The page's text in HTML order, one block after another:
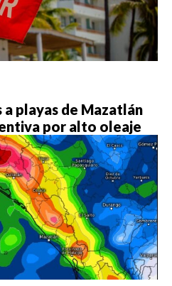
a playas de Mazatlán
por alto oleaje